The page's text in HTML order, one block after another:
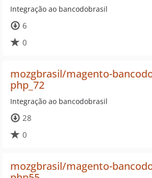
Integração ao bancodobrasil
6
0
mozgbrasil/magento-
php_72
Integração ao bancodobrasil
28
0
mozgbrasil/magento-